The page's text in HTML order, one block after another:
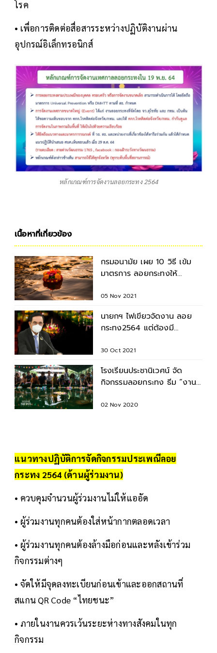
โรค
• เพื่อการติดต่อสื่อสารระหว่างปฏิบัติงานผ่าน
อุปกรณ์อิเล็กทรอนิกส์
หลักเกณฑ์การจัดงานลอยกระทง 2564
เนื้อหาที่เกี่ยวข้อง
กรมอนามัย เผย 10 วิธี เข้ม
มาตรการ ลอยกระทงให้
05 Nov 2021
นายกฯ ไฟเขียวจัดงาน ลอย
กระทง2564 แต่ต้องมี
30 Oct 2021
โรงเรียนประชานิเวศน์ จัด
กิจกรรมลอยกระทง ธีม “งาน
02 Nov 2020
แนวทางปฏิบัติการจัดกิจกรรมประเพณีลอย
กระทง 2564 (ด้านผู้ร่วมงาน)
• ควบคุมจำนวนผู้ร่วมงานไม่ให้แออัด
• ผู้ร่วมงานทุกคนต้องใส่หน้ากากตลอดเวลา
• ผู้ร่วมงานทุกคนต้องล้างมือก่อนและหลังเข้าร่วม
กิจกรรมต่างๆ
• จัดให้มีจุดลงทะเบียนก่อนเข้าและออกสถานที่
สแกน QR Code “ไทยชนะ”
• ภายในงานควรเว้นระยะห่างทางสังคมในทุก
กิจกรรม